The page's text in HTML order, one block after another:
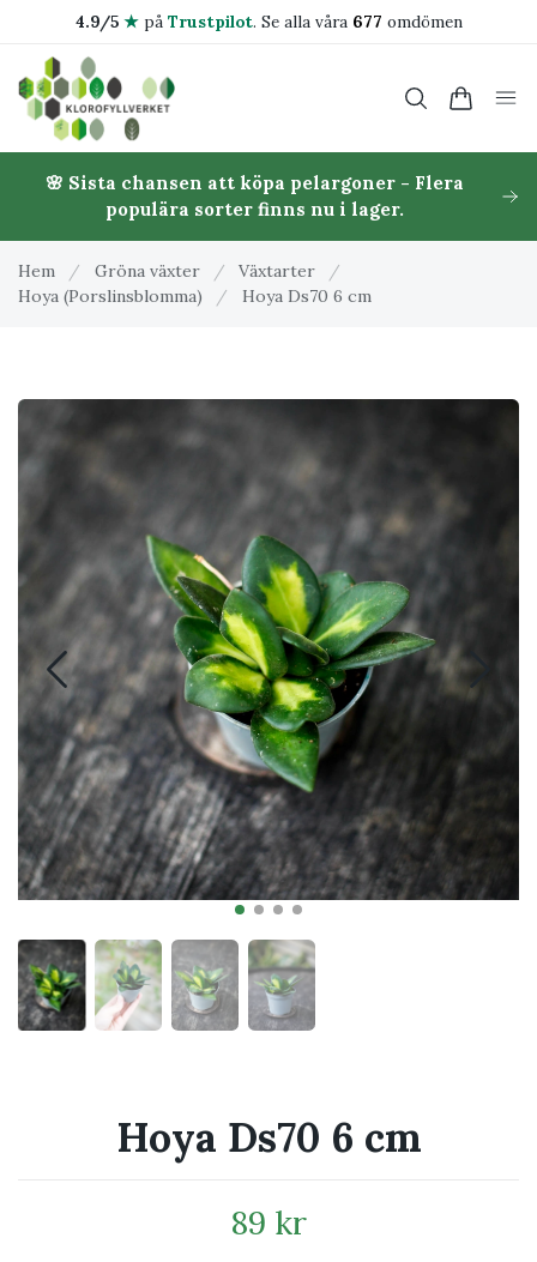
4.9/5 ★på Trustpilot. Se alla våra 677 omdömen
🌸 Sista chansen att köpa pelargoner - Flera
populära sorter finns nu i lager.
Hem / Gröna växter / Växtarter
/
Hoya (Porslinsblomma)
/ Hoya Ds70 6 cm
Hoya Ds70 6 cm
89 kr